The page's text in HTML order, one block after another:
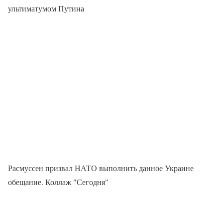
ультиматумом Путина
Расмуссен призвал НАТО выполнить данное Украине
обещание. Коллаж "Сегодня"